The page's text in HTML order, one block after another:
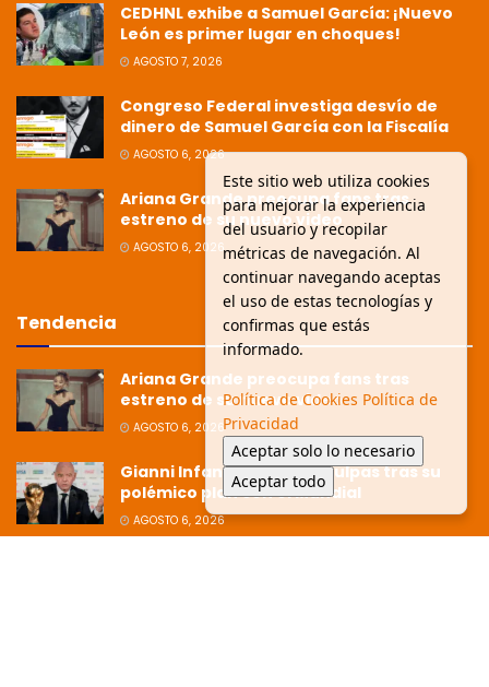
CEDHNL exhibe a Samuel García: ¡Nuevo
León es primer lugar en choques!
AGOSTO 7, 2026
Congreso Federal investiga desvío de
dinero de Samuel García con la Fiscalía
AGOSTO 6, 2026
Ariana Grande preocupa fans tras
estreno de su nuevo video
AGOSTO 6, 2026
Tendencia
Ariana Grande preocupa fans tras
estreno de su nuevo video
AGOSTO 6, 2026
Gianni Infantino pide disculpas tras su
polémico plan con el Mundial
AGOSTO 6, 2026
Este sitio web utiliza cookies
para mejorar la experiencia
del usuario y recopilar
métricas de navegación. Al
continuar navegando aceptas
el uso de estas tecnologías y
confirmas que estás
informado.
Política de Cookies Política de
Privacidad
Aceptar solo lo necesario
Aceptar todo